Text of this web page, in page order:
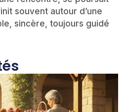
souvent autour d’une
sincère, toujours guidé